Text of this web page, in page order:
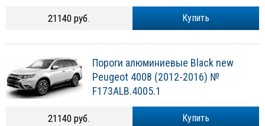
Купить
21140 руб.
Пороги алюминиевые Black new
Peugeot 4008 (2012-2016) №
F173ALB.4005.1
Купить
21140 руб.